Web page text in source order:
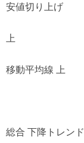
安値切り上げ
上
移動平均線 上
総合 下降トレンド